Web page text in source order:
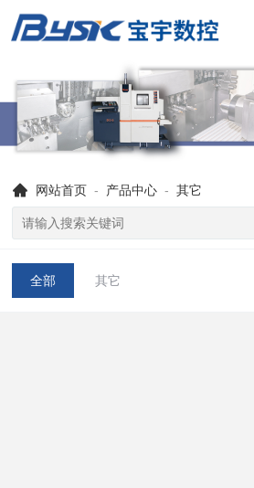
网站首页 - 产品中心 - 其它
全部 其它